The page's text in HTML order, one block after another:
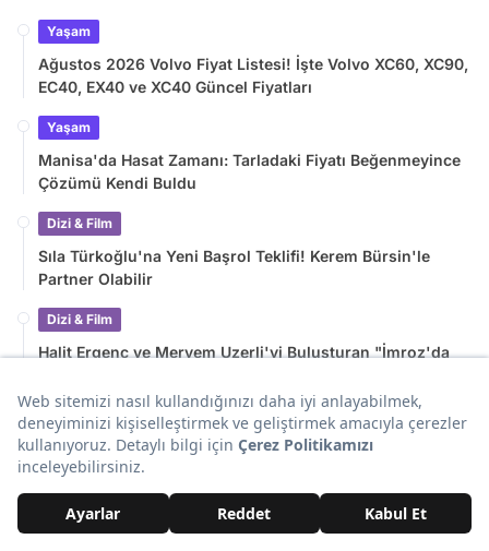
Yaşam
Ağustos 2026 Volvo Fiyat Listesi! İşte Volvo XC60, XC90,
EC40, EX40 ve XC40 Güncel Fiyatları
Yaşam
Manisa'da Hasat Zamanı: Tarladaki Fiyatı Beğenmeyince
Çözümü Kendi Buldu
Dizi & Film
Sıla Türkoğlu'na Yeni Başrol Teklifi! Kerem Bürsin'le
Partner Olabilir
Dizi & Film
Halit Ergenç ve Meryem Uzerli'yi Buluşturan "İmroz'da
Son Eklenenler